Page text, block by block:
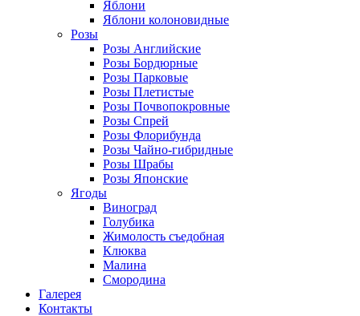
Яблони
Яблони колоновидные
Розы
Розы Английские
Розы Бордюрные
Розы Парковые
Розы Плетистые
Розы Почвопокровные
Розы Спрей
Розы Флорибунда
Розы Чайно-гибридные
Розы Шрабы
Розы Японские
Ягоды
Виноград
Голубика
Жимолость съедобная
Клюква
Малина
Смородина
Галерея
Контакты